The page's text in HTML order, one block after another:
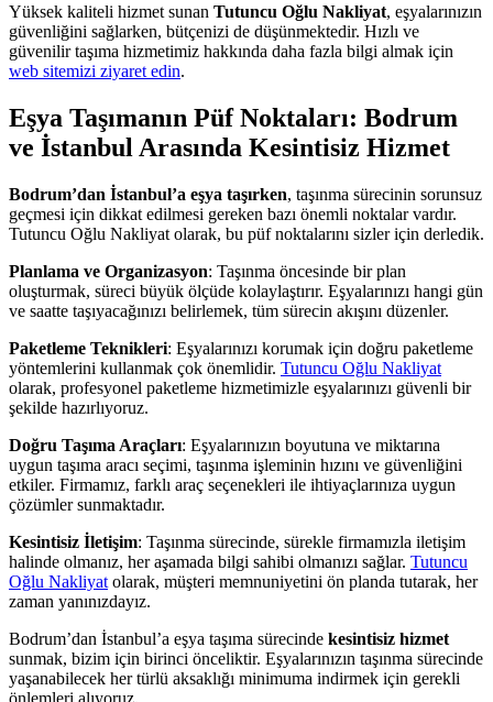
Yüksek kaliteli hizmet sunan Tutuncu Oğlu Nakliyat, eşyalarınızın
güvenliğini sağlarken, bütçenizi de düşünmektedir. Hızlı ve
güvenilir taşıma hizmetimiz hakkında daha fazla bilgi almak için
web sitemizi ziyaret edin.
Eşya Taşımanın Püf Noktaları: Bodrum
ve İstanbul Arasında Kesintisiz Hizmet
Bodrum’dan İstanbul’a eşya taşırken, taşınma sürecinin sorunsuz
geçmesi için dikkat edilmesi gereken bazı önemli noktalar vardır.
Tutuncu Oğlu Nakliyat olarak, bu püf noktalarını sizler için derledik.
Planlama ve Organizasyon: Taşınma öncesinde bir plan
oluşturmak, süreci büyük ölçüde kolaylaştırır. Eşyalarınızı hangi gün
ve saatte taşıyacağınızı belirlemek, tüm sürecin akışını düzenler.
Paketleme Teknikleri: Eşyalarınızı korumak için doğru paketleme
yöntemlerini kullanmak çok önemlidir. Tutuncu Oğlu Nakliyat
olarak, profesyonel paketleme hizmetimizle eşyalarınızı güvenli bir
şekilde hazırlıyoruz.
Doğru Taşıma Araçları: Eşyalarınızın boyutuna ve miktarına
uygun taşıma aracı seçimi, taşınma işleminin hızını ve güvenliğini
etkiler. Firmamız, farklı araç seçenekleri ile ihtiyaçlarınıza uygun
çözümler sunmaktadır.
Kesintisiz İletişim: Taşınma sürecinde, sürekle firmamızla iletişim
halinde olmanız, her aşamada bilgi sahibi olmanızı sağlar. Tutuncu
Oğlu Nakliyat olarak, müşteri memnuniyetini ön planda tutarak, her
zaman yanınızdayız.
Bodrum’dan İstanbul’a eşya taşıma sürecinde kesintisiz hizmet
sunmak, bizim için birinci önceliktir. Eşyalarınızın taşınma sürecinde
yaşanabilecek her türlü aksaklığı minimuma indirmek için gerekli
önlemleri alıyoruz.